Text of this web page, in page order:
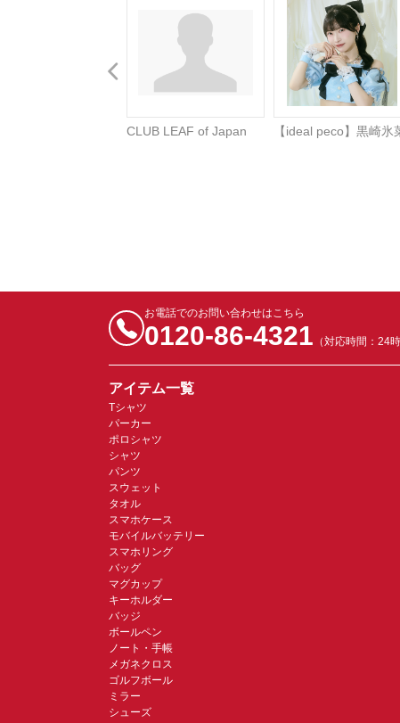
CLUB LEAF of Japan 【ideal peco】黒崎氷
お電話でのお問い合わせはこちら
0120-86-4321 （対応時間：24
アイテム一覧
Tシャツ
パーカー
ポロシャツ
シャツ
パンツ
スウェット
タオル
スマホケース
モバイルバッテリー
スマホリング
バッグ
マグカップ
キーホルダー
バッジ
ボールペン
ノート・手帳
メガネクロス
ゴルフボール
ミラー
シューズ